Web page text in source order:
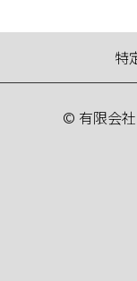
特
© 有限会